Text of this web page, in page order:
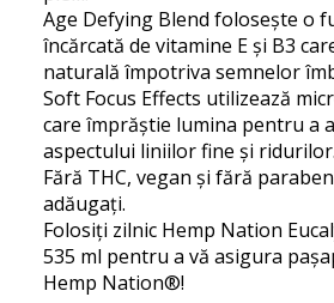
Age Defying Blend folosește o
încărcată de vitamine E și B3
naturală împotriva semnelor
Soft Focus Effects utilizează
care împrăștie lumina pentru a
aspectului liniilor fine și ridurilor.
Fără THC, vegan și fără
adăugați.
Folosiți zilnic Hemp Nation
535 ml pentru a vă asigura
Hemp Nation®!